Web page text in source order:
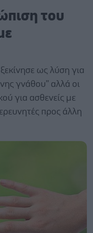
του
ως λύση για
γνάθου'' αλλά οι
για ασθενείς με
προς άλλη